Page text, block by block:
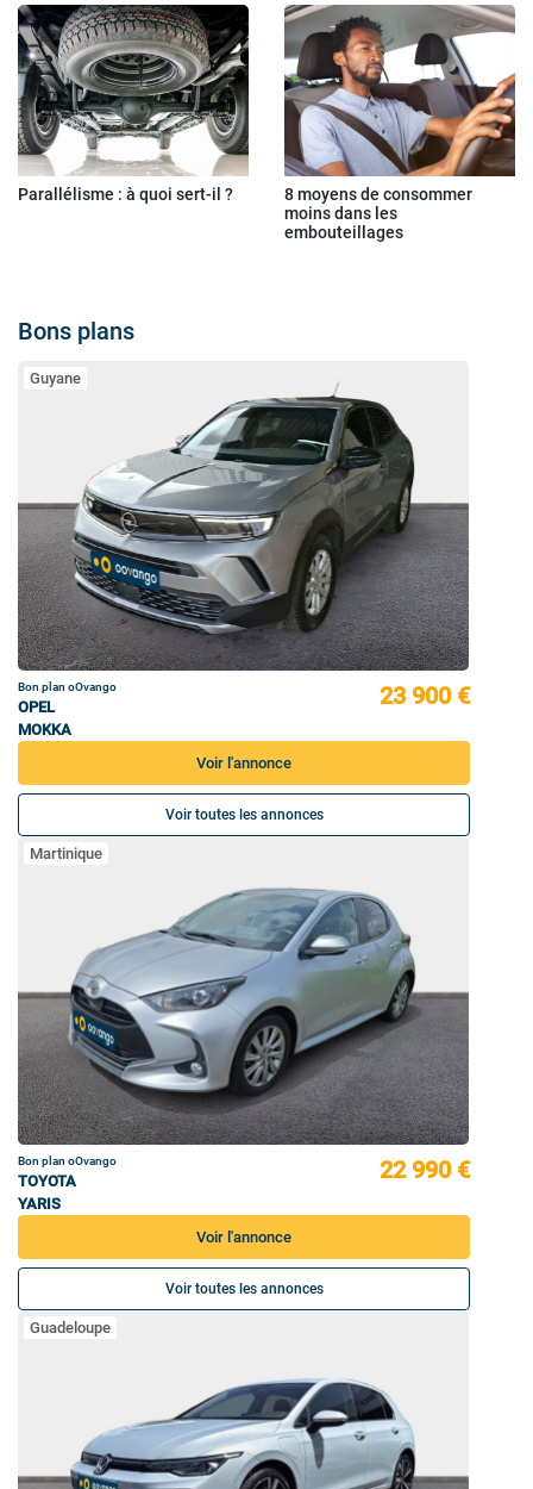
Parallélisme : à quoi sert-il ?
8 moyens de consommer
moins dans les
embouteillages
Bons plans
Guyane
Bon plan oOvango
OPEL
MOKKA
23 900 €
Voir l'annonce
Voir toutes les annonces
Martinique
Bon plan oOvango
TOYOTA
YARIS
22 990 €
Voir l'annonce
Voir toutes les annonces
Guadeloupe